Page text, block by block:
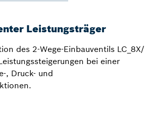
Leistungsträger
des 2-Wege-Einbauventils LC_8X/
bei einer
, Druck- und